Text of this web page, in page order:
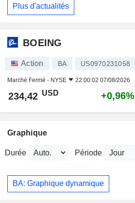
Plus d'actualités
BOEING
Action BA US0970231058
Marché Fermé - NYSE 22:00:02 07/08/2026
234,42 USD +0,96%
Graphique
Durée Période
BA: Graphique dynamique